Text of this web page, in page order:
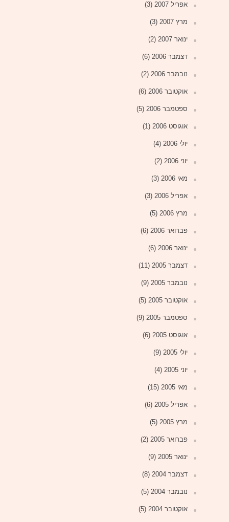
אפריל 2007 (3)
מרץ 2007 (3)
ינואר 2007 (2)
דצמבר 2006 (6)
נובמבר 2006 (2)
אוקטובר 2006 (6)
ספטמבר 2006 (5)
אוגוסט 2006 (1)
יולי 2006 (4)
יוני 2006 (2)
מאי 2006 (3)
אפריל 2006 (3)
מרץ 2006 (5)
פברואר 2006 (6)
ינואר 2006 (6)
דצמבר 2005 (11)
נובמבר 2005 (9)
אוקטובר 2005 (5)
ספטמבר 2005 (9)
אוגוסט 2005 (6)
יולי 2005 (9)
יוני 2005 (4)
מאי 2005 (15)
אפריל 2005 (6)
מרץ 2005 (5)
פברואר 2005 (2)
ינואר 2005 (9)
דצמבר 2004 (8)
נובמבר 2004 (5)
אוקטובר 2004 (5)